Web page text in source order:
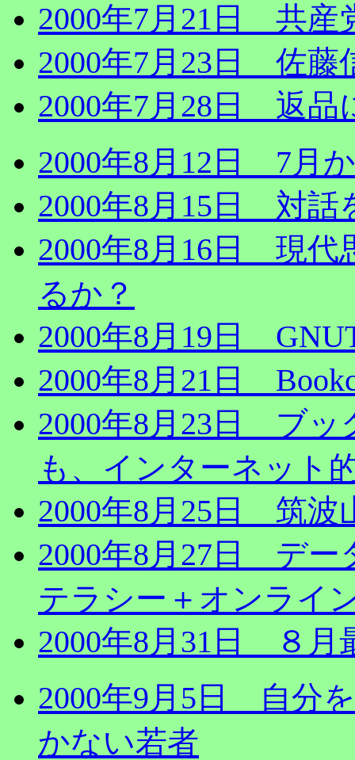
2000年7月21日 共産
2000年7月23日 佐藤
2000年7月28日 返品
2000年8月12日 7月
2000年8月15日 対話
2000年8月16日 現代
るか？
2000年8月19日
2000年8月21日
2000年8月23日 ブッ
も、インターネット
2000年8月25日 筑波
2000年8月27日 デー
テラシー＋オンライ
2000年8月31日 ８月
2000年9月5日 自分
かない若者